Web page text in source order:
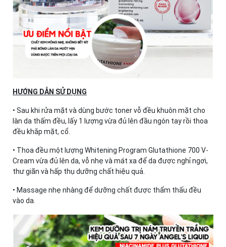
HƯỚNG DẪN SỬ DỤNG
• Sau khi rửa mặt và dùng bước toner vỗ đều khuôn mặt cho
làn da thấm đều, lấy 1 lượng vừa đủ lên đầu ngón tay rồi thoa
đều khắp mặt, cổ.
• Thoa đều một lượng Whitening Program Glutathione 700 V-
Cream vừa đủ lên da, vỗ nhẹ và mát xa để da được nghỉ ngơi,
thư giãn và hấp thụ dưỡng chất hiệu quả.
• Massage nhẹ nhàng để dưỡng chất được thẩm thấu đều
vào da.